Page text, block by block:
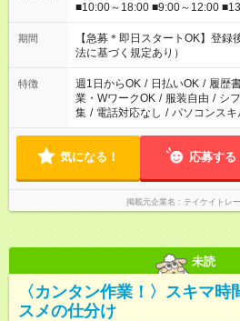
■10:00～18:00 ■9:00～12:00
■22:00～翌6:00 など あなたの
期間
【急募＊即日スタートOK】登
法に基づく規定あり）
特徴 週1日からOK / 日払いOK / 履歴
業・WワークOK / 服装自由 / シ
集 / 電話対応なし / パソコンスキ
気になる！ 応募する
掲載元企業名 テイケイトレ
未読
〈カンタン作業！〉スキマ時
スメの仕分け